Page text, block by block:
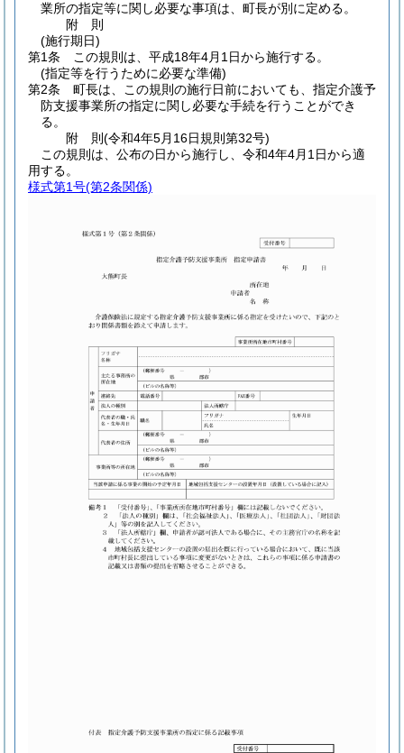
業所の指定等に関し必要な事項は、町長が別に定める。
附 則
(施行期日)
第1条
この規則は、平成18年4月1日から施行する。
(指定等を行うために必要な準備)
第2条
町長は、この規則の施行日前においても、指定介護予
防支援事業所の指定に関し必要な手続を行うことができ
る。
附 則(令和4年5月16日規則第32号)
この規則は、公布の日から施行し、令和4年4月1日から適
用する。
様式第1号(第2条関係)